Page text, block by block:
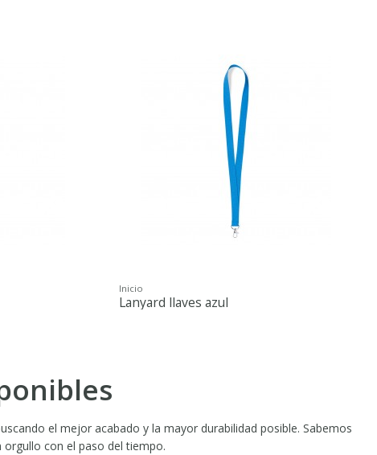
Inicio
Lanyard llaves azul
el mejor acabado y la mayor durabilidad posible. Sabemos
con el paso del tiempo.